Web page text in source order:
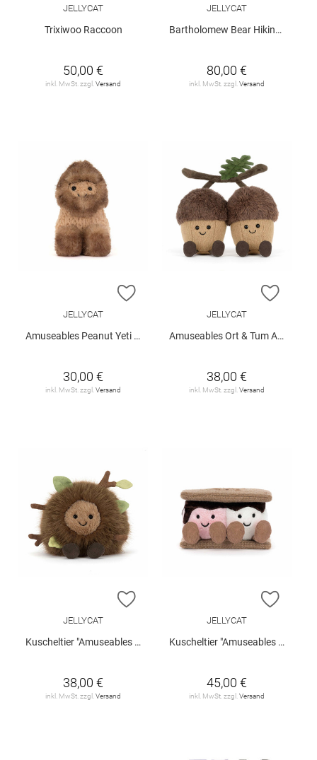
JELLYCAT
Trixiwoo Raccoon
50,00 €
inkl. MwSt. zzgl.Versand
JELLYCAT
Bartholomew Bear Hiking Outfit
80,00 €
inkl. MwSt. zzgl.Versand
ZUR WUNSCHLISTE HINZUFÜGEN
JELLYCAT
Amuseables Peanut Yeti Outfit
30,00 €
inkl. MwSt. zzgl.Versand
ZUR
JELLYCAT
Amuseables Ort & Tum Acorns
38,00 €
inkl. MwSt. zzgl.Versand
ZUR WUNSCHLISTE HINZUFÜGEN
JELLYCAT
Kuscheltier "Amuseables Mulshi Woodland Floor"
38,00 €
inkl. MwSt. zzgl. Versand
ZUR
JELLYCAT
Kuscheltier "Amuseables S'mores"
45,00 €
inkl. MwSt. zzgl. Versand